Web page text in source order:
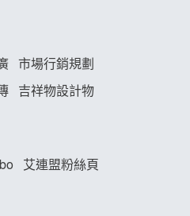
會
市場行銷規劃
吉祥物設計物
艾連盟粉絲頁